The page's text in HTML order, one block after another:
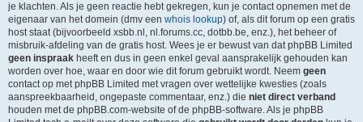
je klachten. Als je geen reactie hebt gekregen, kun je contact opnemen met de
eigenaar van het domein (dmv een whois lookup) of, als dit forum op een gratis
host staat (bijvoorbeeld xsbb.nl, nl.forums.cc, dotbb.be, enz.), het beheer of
misbruik-afdeling van de gratis host. Wees je er bewust van dat phpBB Limited
geen inspraak heeft en dus in geen enkel geval aansprakelijk gehouden kan
worden over hoe, waar en door wie dit forum gebruikt wordt. Neem geen
contact op met phpBB Limited met vragen over wettelijke kwesties (zoals
aanspreekbaarheid, ongepaste commentaar, enz.) die niet direct verband
houden met de phpBB.com-website of de phpBB-software. Als je phpBB